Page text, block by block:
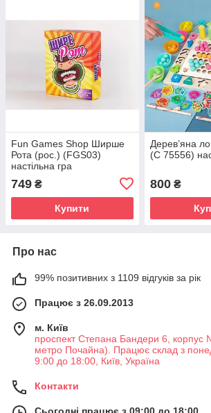
Fun Games Shop Ширше
Рота (рос.) (FGS03)
настільна гра
749 ₴
Купити
Дерев’яна
(С 75556)
800₴
Про нас
99% позитивних з 1109 відгуків за рік
Працює з 26.09.2013
м. Київ
проспект Степана Бандери 6, корпус
метро Почайна). Працює склад з
9:00 до 18:00, Київ, Україна
Контакти